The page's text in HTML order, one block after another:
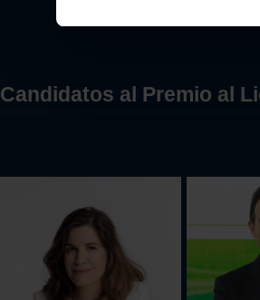
y analizar el tráfico.
redes sociales, publicidad y
Candidatos al Premio al